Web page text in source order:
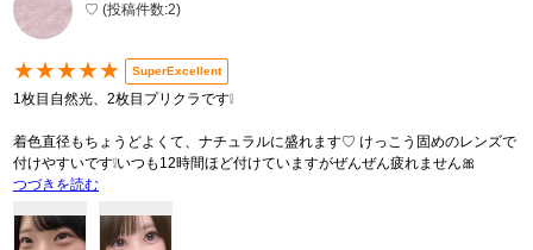
♡ (投稿件数:2)
★★★★★ SuperExcellent
1枚目自然光、2枚目プリクラです❕
着色直径もちょうどよくて、ナチュラルに盛れます♡ けっこう固めのレンズで
付けやすいです❕いつも12時間ほど付けていますがぜんぜん疲れません🎀
つづきを読む